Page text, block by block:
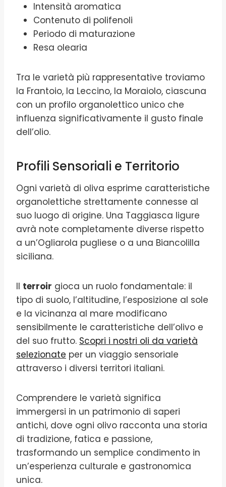
Intensità aromatica
Contenuto di polifenoli
Periodo di maturazione
Resa olearia
Tra le varietà più rappresentative troviamo
la Frantoio, la Leccino, la Moraiolo, ciascuna
con un profilo organolettico unico che
influenza significativamente il gusto finale
dell’olio.
Profili Sensoriali e Territorio
Ogni varietà di oliva esprime caratteristiche
organolettiche strettamente connesse al
suo luogo di origine. Una Taggiasca ligure
avrà note completamente diverse rispetto
a un’Ogliarola pugliese o a una Biancolilla
siciliana.
Il terroir gioca un ruolo fondamentale: il
tipo di suolo, l’altitudine, l’esposizione al sole
e la vicinanza al mare modificano
sensibilmente le caratteristiche dell’olivo e
del suo frutto. Scopri i nostri oli da varietà
selezionate per un viaggio sensoriale
attraverso i diversi territori italiani.
Comprendere le varietà significa
immergersi in un patrimonio di saperi
antichi, dove ogni olivo racconta una storia
di tradizione, fatica e passione,
trasformando un semplice condimento in
un’esperienza culturale e gastronomica
unica.